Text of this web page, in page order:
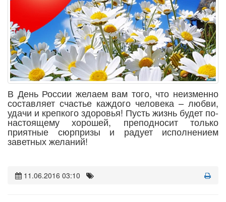
В День России желаем вам того, что неизменно
составляет счастье каждого человека – любви,
удачи и крепкого здоровья! Пусть жизнь будет по-
настоящему хорошей, преподносит только
приятные сюрпризы и радует исполнением
заветных желаний!
11.06.2016 03:10